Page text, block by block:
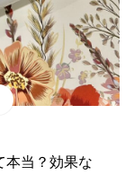
本当？効果な